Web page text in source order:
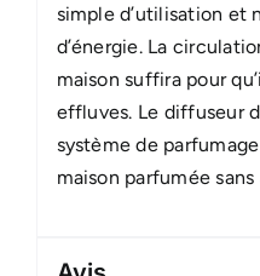
simple d’utilisation et
d’énergie. La
maison suffira pour
effluves. Le diffuseur
système de
maison parfumée